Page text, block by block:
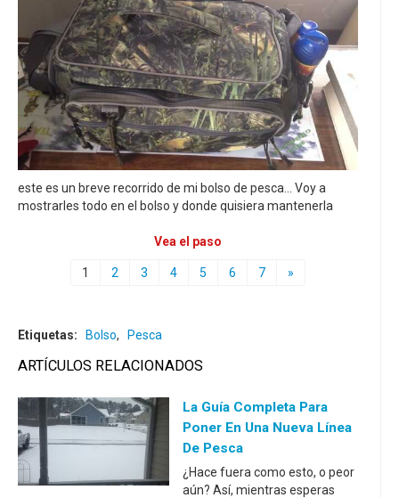
este es un breve recorrido de mi bolso de pesca... Voy a
mostrarles todo en el bolso y donde quisiera mantenerla
Vea el paso
1 2 3 4 5 6 7 »
Etiquetas: Bolso, Pesca
ARTÍCULOS RELACIONADOS
La Guía Completa Para
Poner En Una Nueva Línea
De Pesca
¿Hace fuera como esto, o peor
aún? Así, mientras esperas